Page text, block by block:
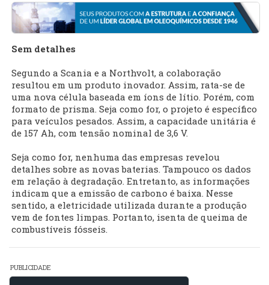
Sem detalhes
Segundo a Scania e a Northvolt, a colaboração
resultou em um produto inovador. Assim, rata-se de
uma nova célula baseada em íons de lítio. Porém, com
formato de prisma. Seja como for, o projeto é específico
para veículos pesados. Assim, a capacidade unitária é
de 157 Ah, com tensão nominal de 3,6 V.
Seja como for, nenhuma das empresas revelou
detalhes sobre as novas baterias. Tampouco os dados
em relação à degradação. Entretanto, as informações
indicam que a emissão de carbono é baixa. Nesse
sentido, a eletricidade utilizada durante a produção
vem de fontes limpas. Portanto, isenta de queima de
combustíveis fósseis.
PUBLICIDADE